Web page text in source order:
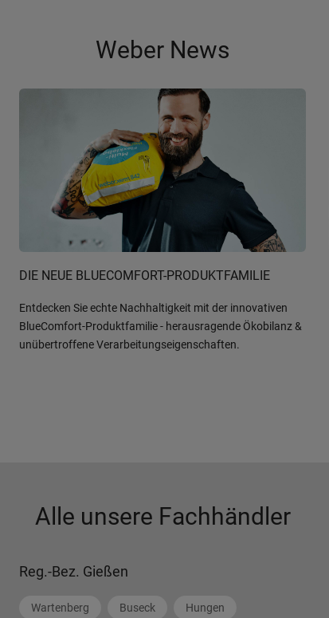
Weber News
DIE NEUE BLUECOMFORT-PRODUKTFAMILIE
Entdecken Sie echte Nachhaltigkeit mit der innovativen
BlueComfort-Produktfamilie - herausragende Ökobilanz &
unübertroffene Verarbeitungseigenschaften.
Alle unsere Fachhändler
Reg.-Bez. Gießen
Wartenberg Buseck Hungen